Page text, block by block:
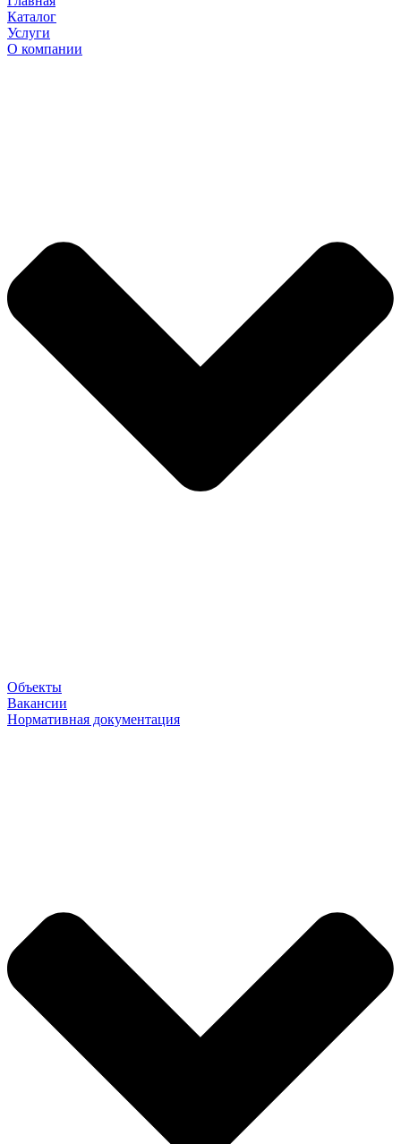
Каталог
Услуги
О компании
Объекты
Вакансии
Нормативная документация